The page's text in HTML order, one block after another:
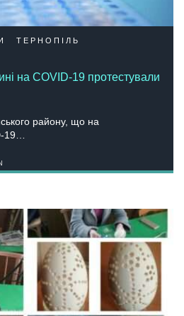
ТЕРНОПІЛЬ
на COVID-19 протестували
району, що на
19…